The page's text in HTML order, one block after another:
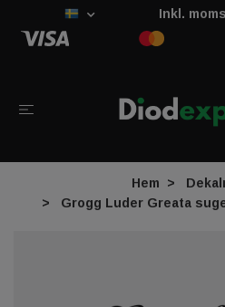
Inkl. moms
Hem
Grogg Luder Greata